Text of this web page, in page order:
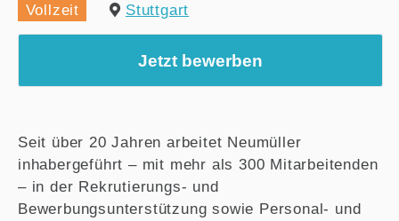
Vollzeit Stuttgart
Jetzt bewerben
Seit über 20 Jahren arbeitet Neumüller
inhabergeführt – mit mehr als 300 Mitarbeitenden
– in der Rekrutierungs- und
Bewerbungsunterstützung sowie Personal- und